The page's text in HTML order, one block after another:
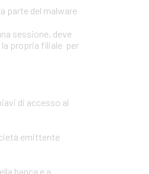
parte del malware
sessione, deve
la propria filiale per
di accesso al
emittente
banca e a